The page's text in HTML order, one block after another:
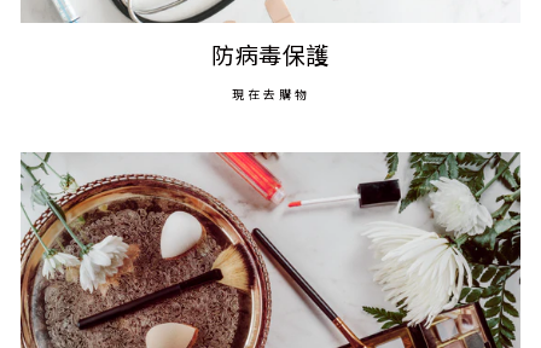
防病毒保護
現在去購物